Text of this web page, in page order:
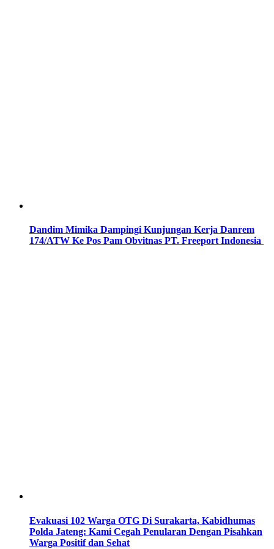
Dandim Mimika Dampingi Kunjungan Kerja Danrem
174/ATW Ke Pos Pam Obvitnas PT. Freeport Indonesia
Evakuasi 102 Warga OTG Di Surakarta, Kabidhumas
Polda Jateng: Kami Cegah Penularan Dengan Pisahkan
Warga Positif dan Sehat